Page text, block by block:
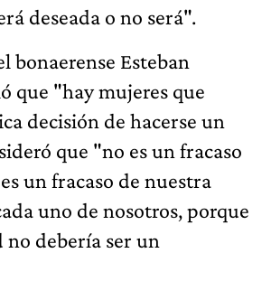
deseada o no será".
bonaerense Esteban
que "hay mujeres que
decisión de hacerse un
que "no es un fracaso
un fracaso de nuestra
uno de nosotros, porque
debería ser un